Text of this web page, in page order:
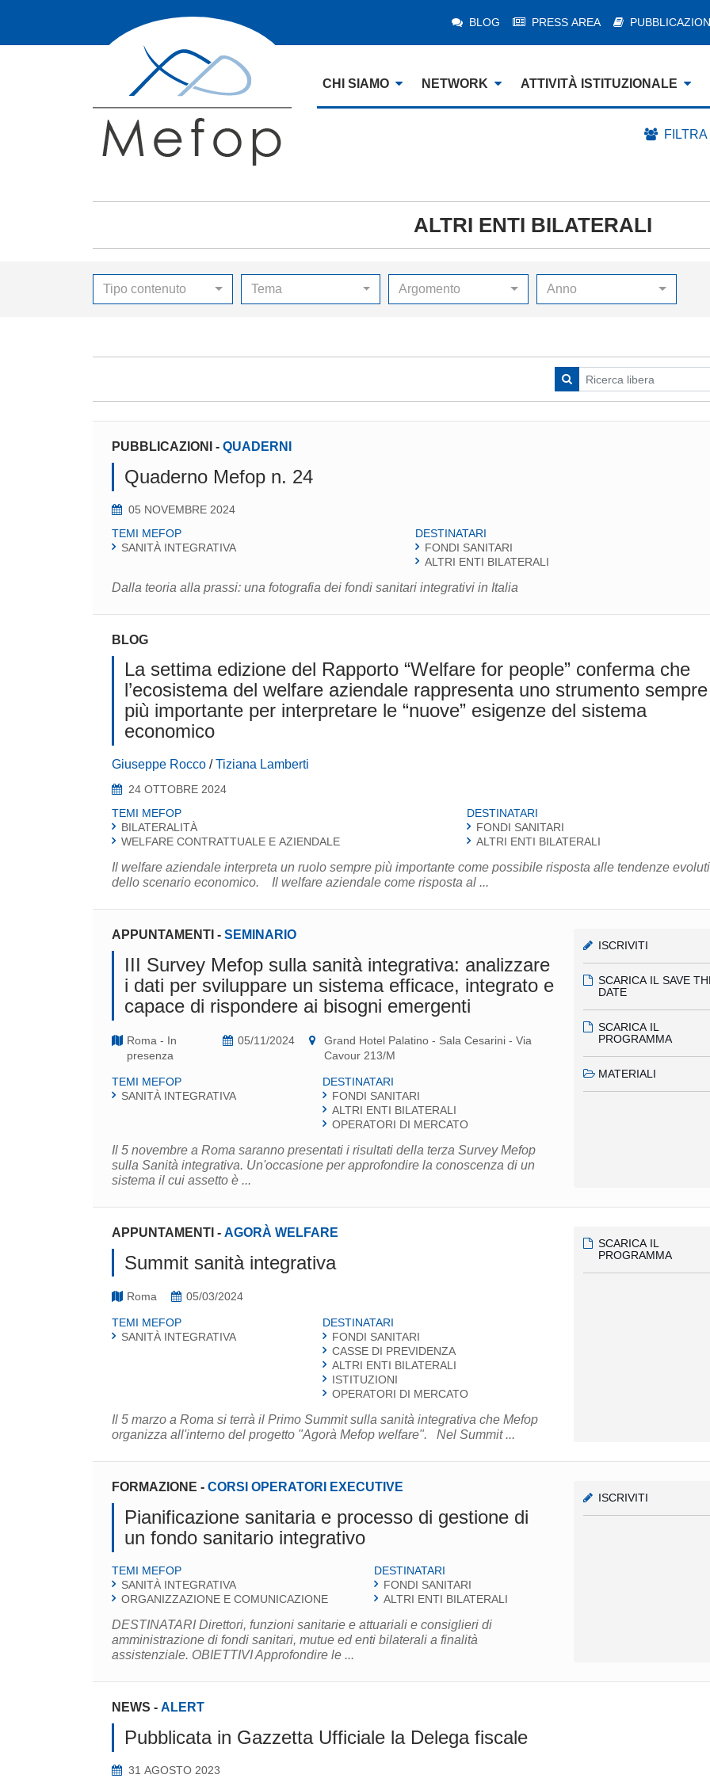
BLOG PRESS AREA
CHI SIAMO NETWORK ATTIVITÀ ISTITUZIONALE
ALTRI ENTI BILATERALI
Tipo contenuto Tema Argomento Anno
PUBBLICAZIONI - QUADERNI
Quaderno Mefop n. 24
05 NOVEMBRE 2024
TEMI MEFOP
SANITÀ INTEGRATIVA
DESTINATARI
FONDI SANITARI
ALTRI ENTI BILATERALI
Dalla teoria alla prassi: una fotografia dei fondi sanitari integrativi in Italia
BLOG
La settima edizione del Rapporto “Welfare for people” conferma che
l’ecosistema del welfare aziendale rappresenta uno strumento sempre
più importante per interpretare le “nuove” esigenze del sistema
economico
Giuseppe Rocco /Tiziana Lamberti
24 OTTOBRE 2024
TEMI MEFOP
BILATERALITÀ
WELFARE CONTRATTUALE E AZIENDALE
DESTINATARI
FONDI SANITARI
ALTRI ENTI BILATERALI
Il welfare aziendale interpreta un ruolo sempre più importante come possibile risposta alle tendenze
dello scenario economico. Il welfare aziendale come risposta al ...
APPUNTAMENTI - SEMINARIO
III Survey Mefop sulla sanità integrativa: analizzare
i dati per sviluppare un sistema efficace, integrato e
capace di rispondere ai bisogni emergenti
Roma - In
presenza
05/11/2024
Grand Hotel Palatino - Sala Cesarini - Via
Cavour 213/M
TEMI MEFOP
SANITÀ INTEGRATIVA
DESTINATARI
FONDI SANITARI
ALTRI ENTI BILATERALI
OPERATORI DI MERCATO
Il 5 novembre a Roma saranno presentati i risultati della terza Survey Mefop
sulla Sanità integrativa. Un'occasione per approfondire la conoscenza di un
sistema il cui assetto è ...
ISCRIVITI
SCARICA IL SAVE
DATE
SCARICA IL
PROGRAMMA
MATERIALI
APPUNTAMENTI - AGORÀ WELFARE
Summit sanità integrativa
Roma 05/03/2024
TEMI MEFOP
SANITÀ INTEGRATIVA
DESTINATARI
FONDI SANITARI
CASSE DI PREVIDENZA
ALTRI ENTI BILATERALI
ISTITUZIONI
OPERATORI DI MERCATO
Il 5 marzo a Roma si terrà il Primo Summit sulla sanità integrativa che Mefop
organizza all'interno del progetto "Agorà Mefop welfare". Nel Summit ...
SCARICA IL
PROGRAMMA
FORMAZIONE - CORSI OPERATORI EXECUTIVE
Pianificazione sanitaria e processo di gestione di
un fondo sanitario integrativo
TEMI MEFOP
SANITÀ INTEGRATIVA
ORGANIZZAZIONE E COMUNICAZIONE
DESTINATARI
FONDI SANITARI
ALTRI ENTI BILATERALI
DESTINATARI Direttori, funzioni sanitarie e attuariali e consiglieri di
amministrazione di fondi sanitari, mutue ed enti bilaterali a finalità
assistenziale. OBIETTIVI Approfondire le ...
ISCRIVITI
NEWS - ALERT
Pubblicata in Gazzetta Ufficiale la Delega fiscale
31 AGOSTO 2023